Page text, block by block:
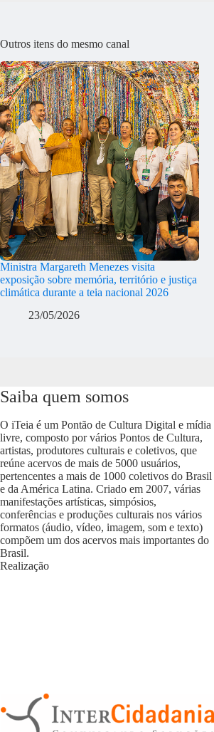
Outros itens do mesmo canal
Ministra Margareth Menezes visita
exposição sobre memória, território e justiça
climática durante a teia nacional 2026
23/05/2026
Saiba quem somos
O iTeia é um Pontão de Cultura Digital e mídia
livre, composto por vários Pontos de Cultura,
artistas, produtores culturais e coletivos, que
reúne acervos de mais de 5000 usuários,
pertencentes a mais de 1000 coletivos do Brasil
e da América Latina. Criado em 2007, várias
manifestações artísticas, simpósios,
conferências e produções culturais nos vários
formatos (áudio, vídeo, imagem, som e texto)
compõem um dos acervos mais importantes do
Brasil.
Realização